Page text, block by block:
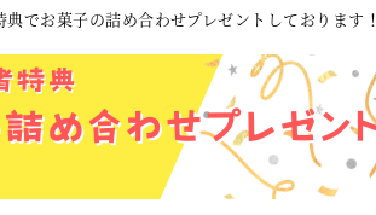
でお菓子の詰め合わせプレゼントしております！